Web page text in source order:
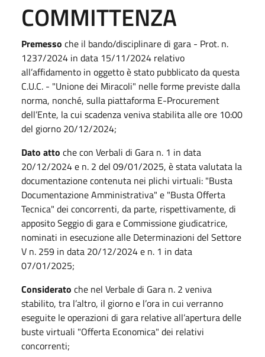
COMMITTENZA
Premesso che il bando/disciplinare di gara - Prot. n.
1237/2024 in data 15/11/2024 relativo
all’affidamento in oggetto è stato pubblicato da questa
C.U.C. - "Unione dei Miracoli" nelle forme previste dalla
norma, nonché, sulla piattaforma E-Procurement
dell’Ente, la cui scadenza veniva stabilita alle ore 10:00
del giorno 20/12/2024;
Dato atto che con Verbali di Gara n. 1 in data
20/12/2024 e n. 2 del 09/01/2025, è stata valutata la
documentazione contenuta nei plichi virtuali: "Busta
Documentazione Amministrativa" e "Busta Offerta
Tecnica" dei concorrenti, da parte, rispettivamente, di
apposito Seggio di gara e Commissione giudicatrice,
nominati in esecuzione alle Determinazioni del Settore
V n. 259 in data 20/12/2024 e n. 1 in data
07/01/2025;
Considerato che nel Verbale di Gara n. 2 veniva
stabilito, tra l’altro, il giorno e l’ora in cui verranno
eseguite le operazioni di gara relative all’apertura delle
buste virtuali "Offerta Economica" dei relativi
concorrenti;